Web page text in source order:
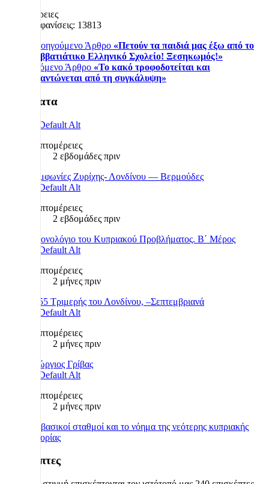
Λεπτομέρειες
Εμφανίσεις: 13813
Προηγούμενο Άρθρο «Πετούν τα παιδιά μας έξω από το
Σαββατιάτικο Ελληνικό Σχολείο! Ξεσηκωμός!»
Επόμενο Άρθρο «Το κακό τροφοδοτείται και
γιγαντώνεται από τη συγκάλυψη»
Πρόσφατα
Λεπτομέρειες
2 εβδομάδες πριν
Συμφωνίες Ζυρίχης- Λονδίνου — Βερμούδες
Λεπτομέρειες
2 εβδομάδες πριν
Χρονολόγιο του Κυπριακού Προβλήματος. Β΄ Μέρος
Λεπτομέρειες
2 μήνες πριν
1955 Τριμερής του Λονδίνου, –Σεπτεμβριανά
Λεπτομέρειες
2 μήνες πριν
Γεώργιος Γρίβας
Λεπτομέρειες
2 μήνες πριν
Οι βασικοί σταθμοί και το νόημα της νεότερης κυπριακής
ιστορίας
Επισκέπτες